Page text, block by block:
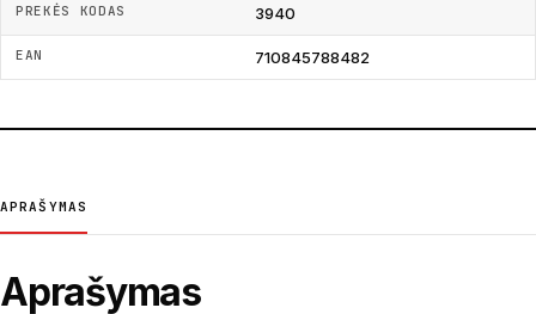
PREKĖS KODAS 3940
EAN 710845788482
APRAŠYMAS
Aprašymas